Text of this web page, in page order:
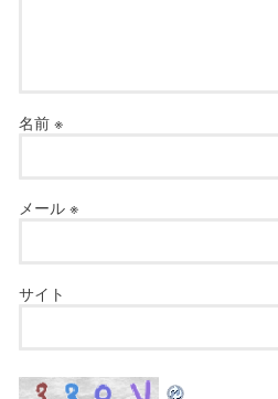
名前※
メール※
サイト